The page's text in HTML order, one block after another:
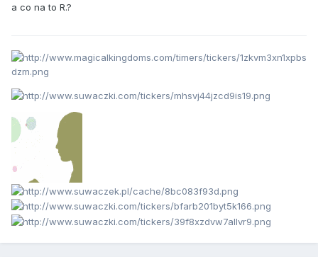
a co na to R.?